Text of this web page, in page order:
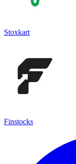
Stoxkart
Finstocks